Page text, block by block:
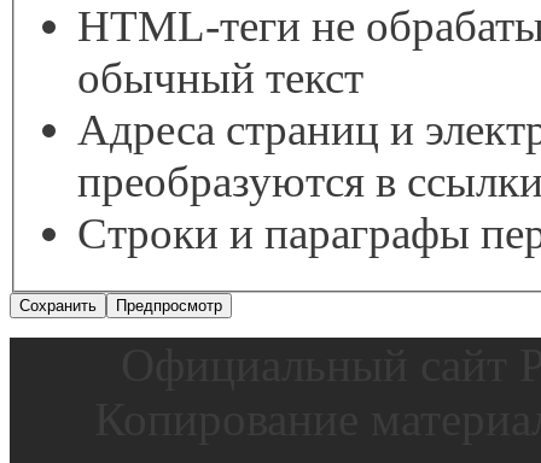
HTML-теги не
обычный текст
Адреса страниц и
преобразуются в
Строки и параграфы